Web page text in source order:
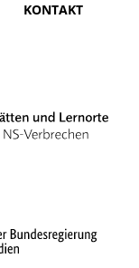
KONTAKT